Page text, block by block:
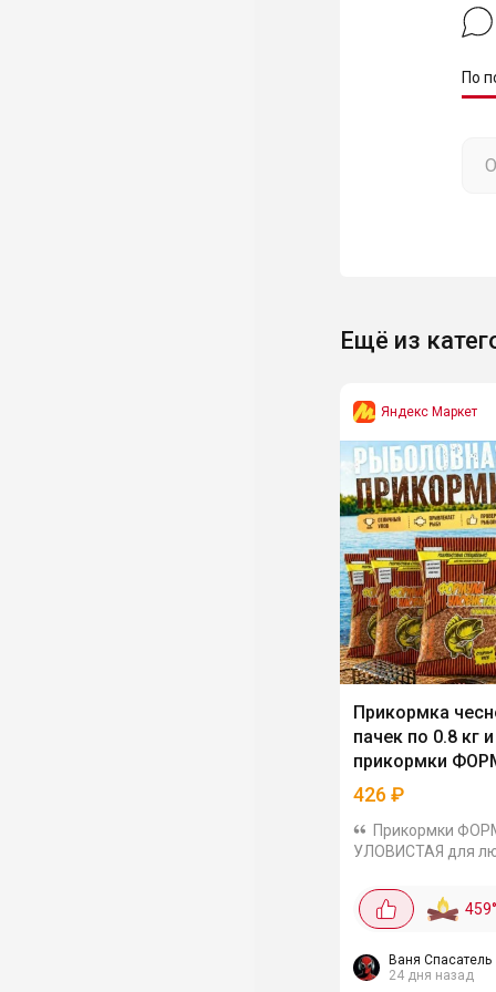
По
Ещё из
Яндекс Маркет
Прикормка
пачек по 0.8 кг
прикормки
УЛОВИСТАЯ
426₽
Прикормки
УЛОВИСТАЯ для
рыбалки по
ценам. Например,
426₽, получается
одну...
459°
Ваня Спасатель
24 дня назад